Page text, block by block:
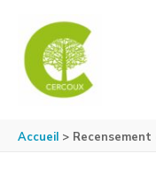
Accueil